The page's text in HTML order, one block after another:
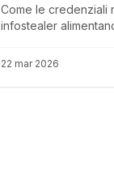
Difendersi dal
Come le credenziali
infostealer
delle credenziali, le
mercati di
22 mar 2026